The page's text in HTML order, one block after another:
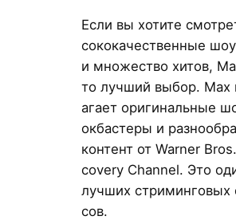
Если вы хотите
сококачественные
и множество хитов,
то лучший выбор. Max
агает оригинальные
окбастеры и
контент от Warner
covery Channel. Это
лучших стриминговых
сов.